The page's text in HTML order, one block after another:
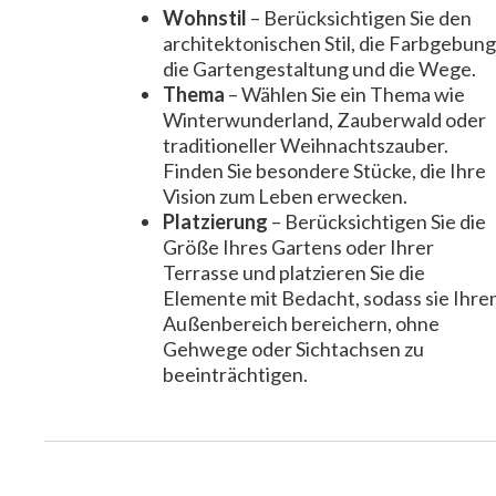
Wohnstil – Berücksichtigen Sie den
architektonischen Stil, die
die Gartengestaltung und die Wege.
Thema – Wählen Sie ein Thema wie
Winterwunderland, Zauberwald oder
traditioneller Weihnachtszauber.
Finden Sie besondere Stücke, die Ihre
Vision zum Leben erwecken.
Platzierung – Berücksichtigen Sie die
Größe Ihres Gartens oder Ihrer
Terrasse und platzieren Sie die
Elemente mit Bedacht, sodass sie
Außenbereich bereichern, ohne
Gehwege oder Sichtachsen zu
beeinträchtigen.